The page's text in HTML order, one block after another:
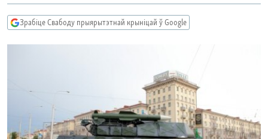
Перайсьці
да
Зрабіце Свабоду прыярытэтнай крыніцай ў Google